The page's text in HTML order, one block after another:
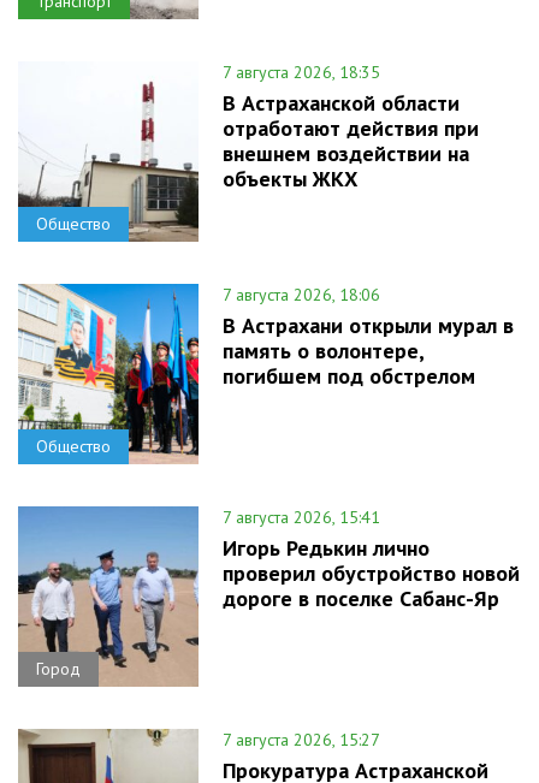
Общество
7 августа 2026, 18:35
В Астраханской области
отработают действия при
внешнем воздействии на
объекты ЖКХ
Общество
7 августа 2026, 18:06
В Астрахани открыли мурал в
память о волонтере,
погибшем под обстрелом
Город
7 августа 2026, 15:41
Игорь Редькин лично
проверил обустройство новой
дороге в поселке Сабанс-Яр
7 августа 2026, 15:27
Прокуратура Астраханской